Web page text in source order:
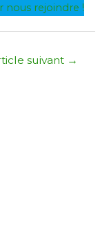
nous rejoindre !
suivant →